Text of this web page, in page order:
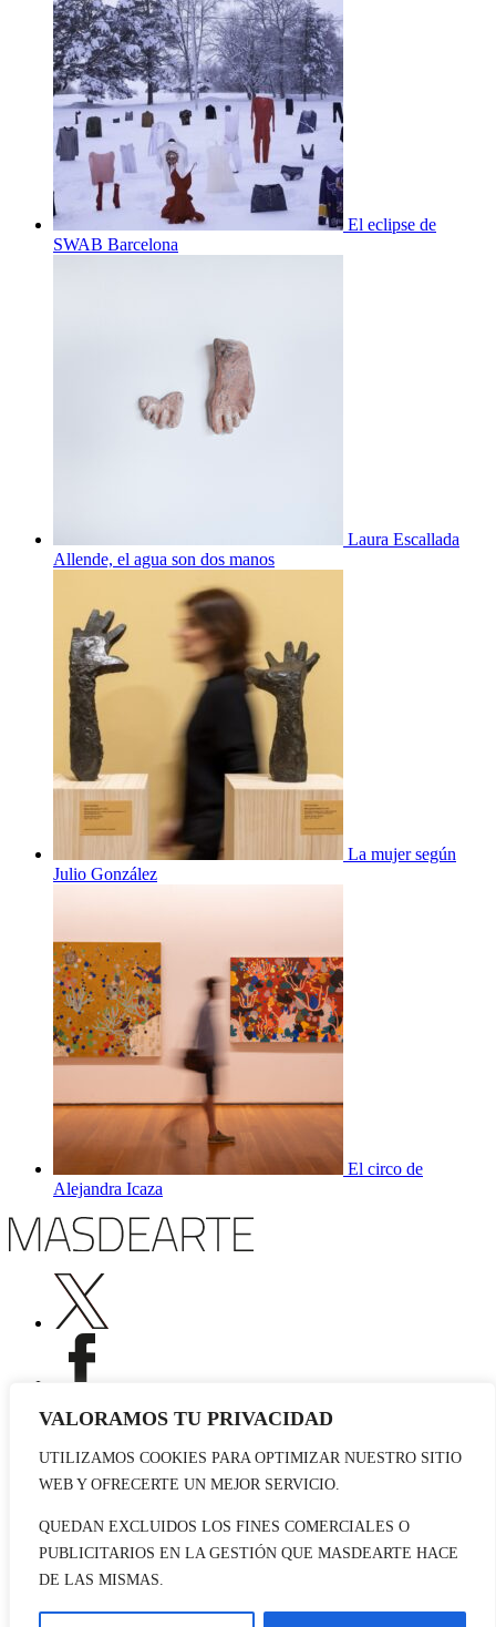
VALORAMOS TU PRIVACIDAD
UTILIZAMOS COOKIES PARA OPTIMIZAR NUESTRO SITIO
WEB Y OFRECERTE UN MEJOR SERVICIO.
QUEDAN EXCLUIDOS LOS FINES COMERCIALES O
PUBLICITARIOS EN LA GESTIÓN QUE MASDEARTE HACE
DE LAS MISMAS.
El eclipse de
SWAB Barcelona
Laura Escallada
Allende, el agua son dos manos
La mujer según
Julio González
El circo de
Alejandra Icaza
Publicidad
Contacto
© 2026 masdearte. Información de exposiciones, museos y artistas
Política de cookies